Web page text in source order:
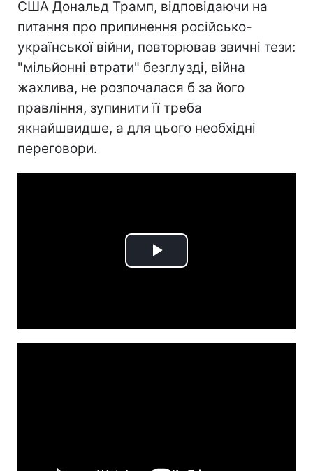
США Дональд Трамп, відповідаючи на
питання про припинення російсько-
української війни, повторював звичні тези:
"мільйонні втрати" безглузді, війна
жахлива, не розпочалася б за його
правління, зупинити її треба
якнайшвидше, а для цього необхідні
переговори.
Play